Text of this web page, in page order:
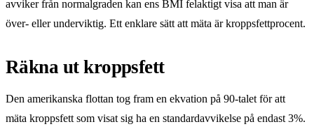
avviker från normalgraden kan ens BMI felaktigt visa att man är
över- eller underviktig. Ett enklare sätt att mäta är kroppsfettprocent.
Räkna ut kroppsfett
Den amerikanska flottan tog fram en ekvation på 90-talet för att
mäta kroppsfett som visat sig ha en standardavvikelse på endast 3%.